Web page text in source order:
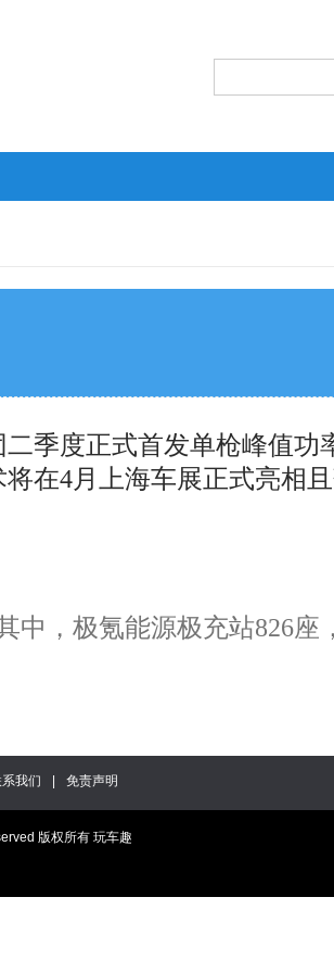
季度正式首发单枪峰值功
在4月上海车展正式亮相
，极氪能源极充站826座
我们 免责声明
版权所有 玩车趣